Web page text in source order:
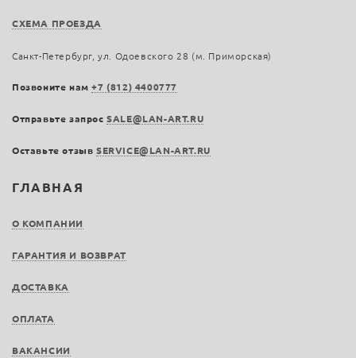
ГЛАВНАЯ
О КОМПАНИИ
ГАРАНТИЯ И ВОЗВРАТ
ДОСТАВКА
ОПЛАТА
ВАКАНСИИ
СХЕМА ПРОЕЗДА
Санкт-Петербург, ул. Одоевского 28 (м. Приморская)
Позвоните нам+7 (812) 4400777
Отправьте запросSALE@LAN-ART.RU
Оставьте отзыв SERVICE@LAN-ART.RU